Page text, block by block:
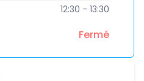
12:30 - 13:30
Fermé